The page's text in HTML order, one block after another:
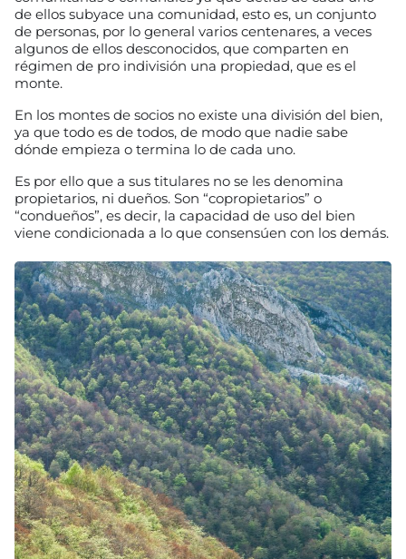
de ellos subyace una comunidad, esto es, un conjunto
de personas, por lo general varios centenares, a veces
algunos de ellos desconocidos, que comparten en
régimen de pro indivisión una propiedad, que es el
monte.
En los montes de socios no existe una división del bien,
ya que todo es de todos, de modo que nadie sabe
dónde empieza o termina lo de cada uno.
Es por ello que a sus titulares no se les denomina
propietarios, ni dueños. Son “copropietarios” o
“condueños”, es decir, la capacidad de uso del bien
viene condicionada a lo que consensúen con los demás.